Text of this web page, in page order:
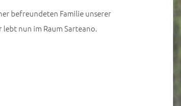
befreundeten Familie unserer
nun im Raum Sarteano.